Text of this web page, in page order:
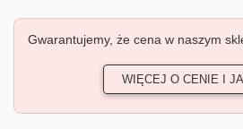
Gwarantujemy, że cena w naszym
WIĘCEJ O CENIE I